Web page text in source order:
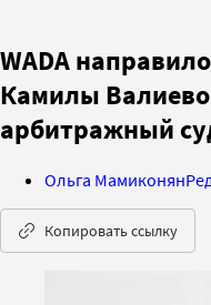
WADA
Камилы
арбитражный
Ольга Мамиконян
Копировать ссылку